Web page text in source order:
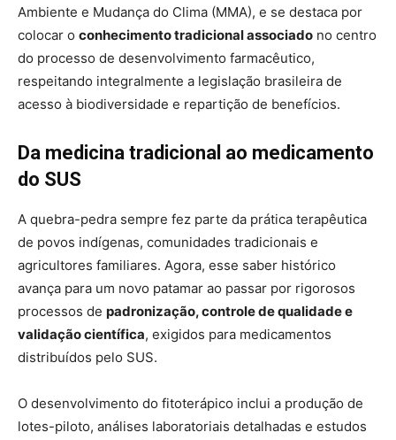
Ambiente e Mudança do Clima (MMA), e se destaca por
colocar o conhecimento tradicional associado no centro
do processo de desenvolvimento farmacêutico,
respeitando integralmente a legislação brasileira de
acesso à biodiversidade e repartição de benefícios.
Da medicina tradicional ao medicamento
do SUS
A quebra-pedra sempre fez parte da prática terapêutica
de povos indígenas, comunidades tradicionais e
agricultores familiares. Agora, esse saber histórico
avança para um novo patamar ao passar por rigorosos
processos de padronização, controle de qualidade e
validação científica, exigidos para medicamentos
distribuídos pelo SUS.
O desenvolvimento do fitoterápico inclui a produção de
lotes-piloto, análises laboratoriais detalhadas e estudos